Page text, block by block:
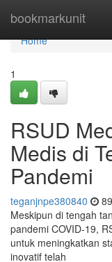
bookmarkunit
Home
Home
1
RSUD
Medis di
Pandemi
teganjnpe380840
Meskipun di tengah
pandemi COVID-19,
untuk meningkatkan
inovatif telah